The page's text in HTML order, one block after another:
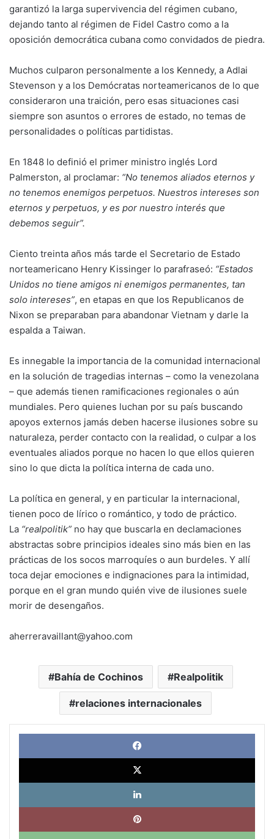
garantizó la larga supervivencia del régimen cubano,
dejando tanto al régimen de Fidel Castro como a la
oposición democrática cubana como convidados de piedra.
Muchos culparon personalmente a los Kennedy, a Adlai
Stevenson y a los Demócratas norteamericanos de lo que
consideraron una traición, pero esas situaciones casi
siempre son asuntos o errores de estado, no temas de
personalidades o políticas partidistas.
En 1848 lo definió el primer ministro inglés Lord
Palmerston, al proclamar: “No tenemos aliados eternos y
no tenemos enemigos perpetuos. Nuestros intereses son
eternos y perpetuos, y es por nuestro interés que
debemos seguir”.
Ciento treinta años más tarde el Secretario de Estado
norteamericano Henry Kissinger lo parafraseó: “Estados
Unidos no tiene amigos ni enemigos permanentes, tan
solo intereses”, en etapas en que los Republicanos de
Nixon se preparaban para abandonar Vietnam y darle la
espalda a Taiwan.
Es innegable la importancia de la comunidad internacional
en la solución de tragedias internas – como la venezolana
– que además tienen ramificaciones regionales o aún
mundiales. Pero quienes luchan por su país buscando
apoyos externos jamás deben hacerse ilusiones sobre su
naturaleza, perder contacto con la realidad, o culpar a los
eventuales aliados porque no hacen lo que ellos quieren
sino lo que dicta la política interna de cada uno.
La política en general, y en particular la internacional,
tienen poco de lírico o romántico, y todo de práctico.
La “realpolitik” no hay que buscarla en declamaciones
abstractas sobre principios ideales sino más bien en las
prácticas de los socos marroquíes o aun burdeles. Y allí
toca dejar emociones e indignaciones para la intimidad,
porque en el gran mundo quién vive de ilusiones suele
morir de desengaños.
aherreravaillant@yahoo.com
Bahía de Cochinos Realpolitik
relaciones internacionales
X